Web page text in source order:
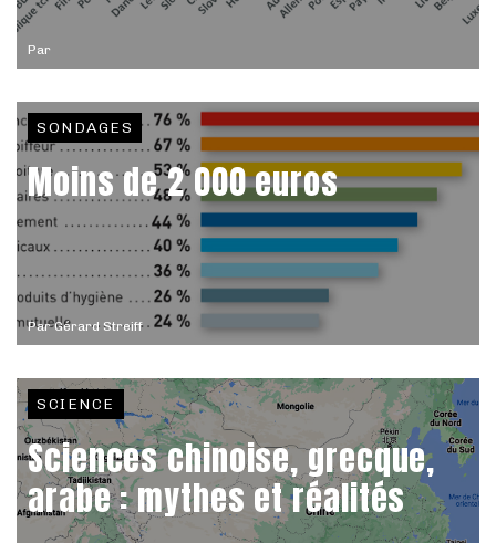
Par
ParGérard Streiff
SONDAGES
Moins de 2 000 euros
SCIENCE
Sciences chinoise, grecque,
arabe : mythes et réalités